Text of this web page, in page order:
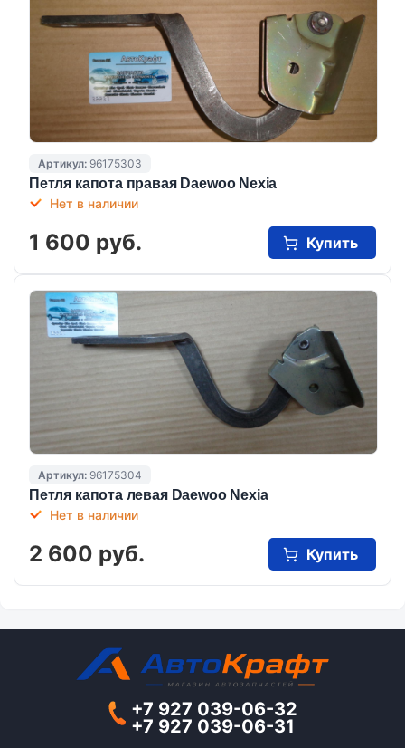
Артикул: 96175303
Петля капота правая Daewoo Nexia
Нет в наличии
1 600 руб. Купить
Артикул: 96175304
Петля капота левая Daewoo Nexia
Нет в наличии
2 600 руб. Купить
+7 927 039-06-32
+7 927 039-06-31